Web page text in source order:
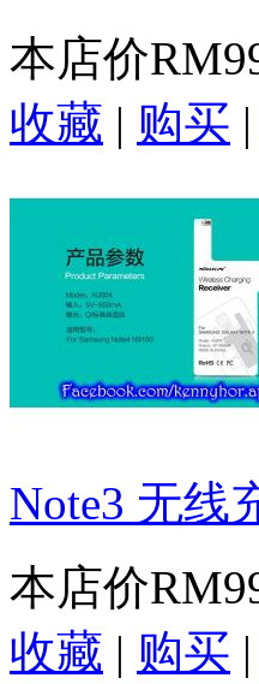
本店价
收藏 | 购买 |
Note3 无线
本店价
收藏 | 购买 |